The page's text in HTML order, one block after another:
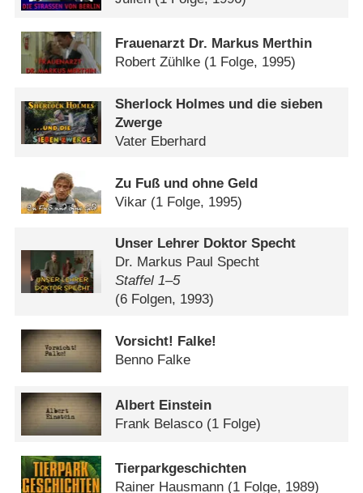
Frauenarzt Dr. Markus Merthin
Robert Zühlke (1 Folge, 1995)
Sherlock Holmes und die sieben
Zwerge
Vater Eberhard
Zu Fuß und ohne Geld
Vikar (1 Folge, 1995)
Unser Lehrer Doktor Specht
Dr. Markus Paul Specht
Staffel 1⁠–⁠5
(6 Folgen, 1993)
Vorsicht! Falke!
Benno Falke
Albert Einstein
Frank Belasco (1 Folge)
Tierparkgeschichten
Rainer Hausmann (1 Folge, 1989)